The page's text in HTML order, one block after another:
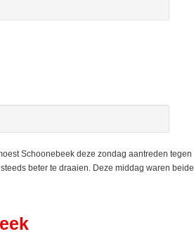
Schoonebeek deze zondag aantreden tegen
beter te draaien. Deze middag waren beide